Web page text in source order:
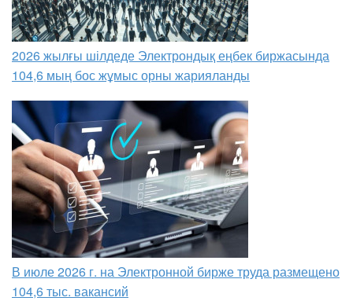
2026 жылғы шілдеде Электрондық еңбек биржасында
104,6 мың бос жұмыс орны жарияланды
В июле 2026 г. на Электронной бирже труда размещено
104,6 тыс. вакансий